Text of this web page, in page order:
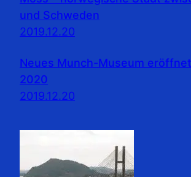
und Schweden
2019.12.20
Neues Munch-Museum
2020
2019.12.20